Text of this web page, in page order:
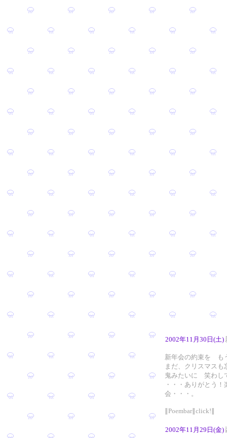
2002年11月30日(土)
新年会の約束を も
まだ、クリスマス
鬼みたいに 笑わし
・・・ありがとう
会・・・。
∥Poembar∥click!∥
2002年11月29日(金)